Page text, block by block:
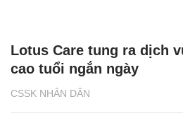
CSSK NHÂN DÂN
Lotus Care tung ra dịch
cao tuổi ngắn ngày